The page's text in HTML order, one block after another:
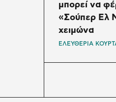
μπορεί να
«Σούπερ Ελ
χειμώνα
ΕΛΕΥΘΕΡΙΑ